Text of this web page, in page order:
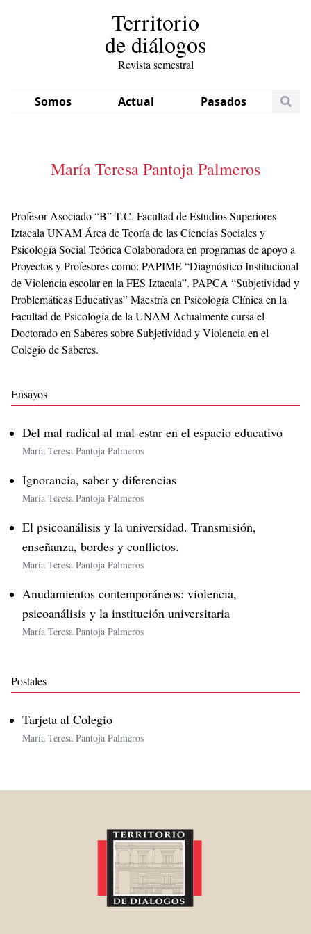
Territorio
de diálogos
Revista semestral
Somos Actual Pasados
María Teresa Pantoja Palmeros
Profesor Asociado “B” T.C. Facultad de Estudios Superiores
Iztacala UNAM Área de Teoría de las Ciencias Sociales y
Psicología Social Teórica Colaboradora en programas de apoyo a
Proyectos y Profesores como: PAPIME “Diagnóstico Institucional
de Violencia escolar en la FES Iztacala”. PAPCA “Subjetividad y
Problemáticas Educativas” Maestría en Psicología Clínica en la
Facultad de Psicología de la UNAM Actualmente cursa el
Doctorado en Saberes sobre Subjetividad y Violencia en el
Colegio de Saberes.
Ensayos
Del mal radical al mal-estar en el espacio educativo
María Teresa Pantoja Palmeros
Ignorancia, saber y diferencias
María Teresa Pantoja Palmeros
El psicoanálisis y la universidad. Transmisión,
enseñanza, bordes y conflictos.
María Teresa Pantoja Palmeros
Anudamientos contemporáneos: violencia,
psicoanálisis y la institución universitaria
María Teresa Pantoja Palmeros
Postales
Tarjeta al Colegio
María Teresa Pantoja Palmeros